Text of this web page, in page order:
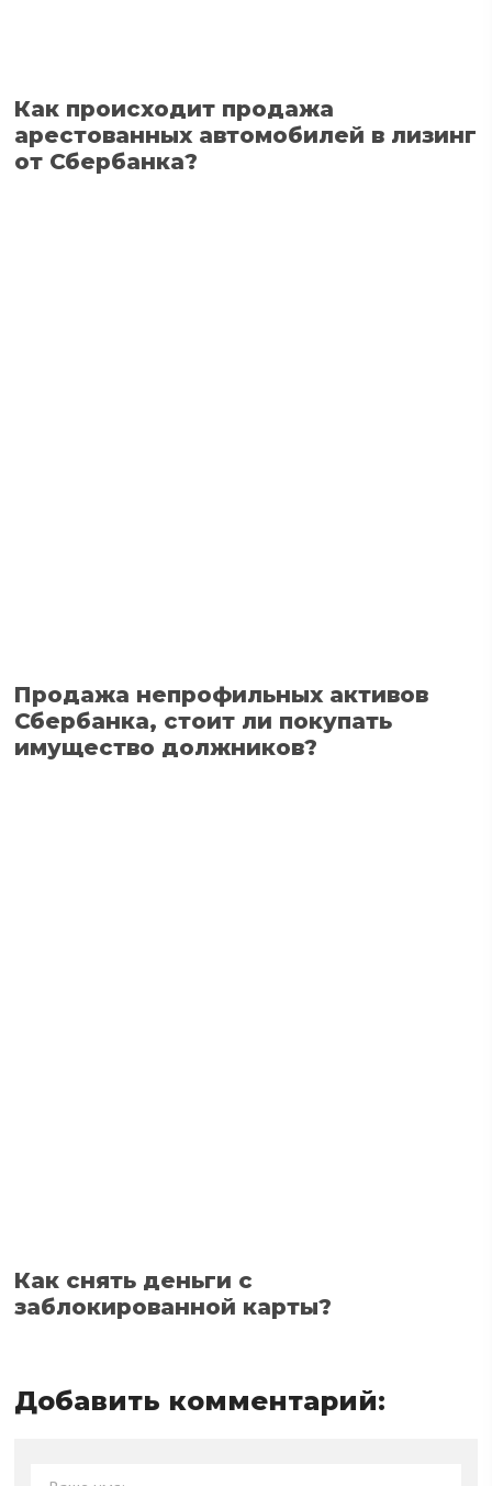
Как происходит продажа
арестованных автомобилей в лизинг
от Сбербанка?
Продажа непрофильных активов
Сбербанка, стоит ли покупать
имущество должников?
Как снять деньги с
заблокированной карты?
Добавить комментарий: